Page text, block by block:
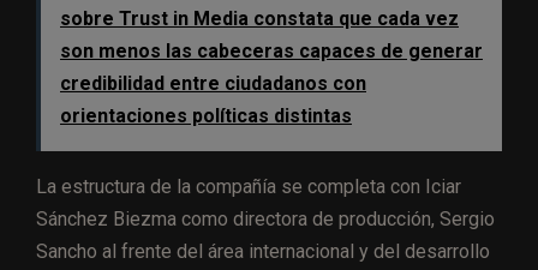
sobre Trust in Media constata que cada vez
son menos las cabeceras capaces de generar
credibilidad entre ciudadanos con
orientaciones políticas distintas
La estructura de la compañía se completa con Iciar
Sánchez Biezma como directora de producción, Sergio
Sancho al frente del área internacional y del desarrollo